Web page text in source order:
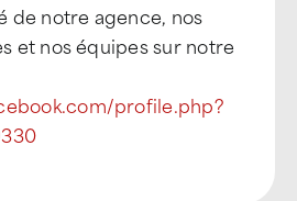
de notre agence, nos
et nos équipes sur notre
profile.php?